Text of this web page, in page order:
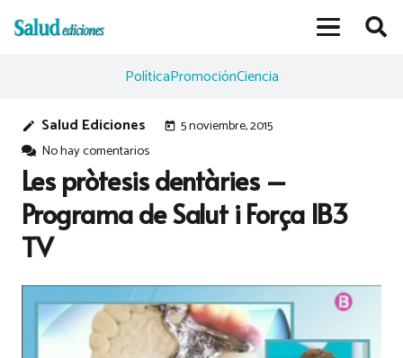
PolíticaPromociónCiencia
edit Salud Ediciones today 5 noviembre, 2015
No hay comentarios
Les pròtesis dentàries –
Programa de Salut i Força IB3
TV